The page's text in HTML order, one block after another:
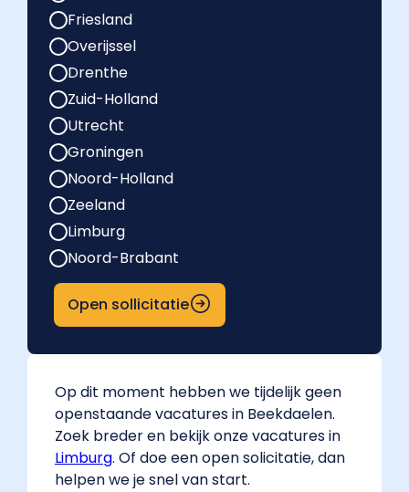
Friesland
Overijssel
Drenthe
Zuid-Holland
Utrecht
Groningen
Noord-Holland
Zeeland
Limburg
Noord-Brabant
Open sollicitatie
Op dit moment hebben we tijdelijk geen
openstaande vacatures in Beekdaelen.
Zoek breder en bekijk onze vacatures in
Limburg. Of doe een open solicitatie, dan
helpen we je snel van start.